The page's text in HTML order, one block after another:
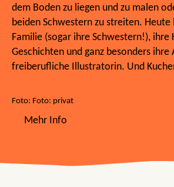
dem Boden zu liegen und zu malen
beiden Schwestern zu streiten. Heute
Familie (sogar ihre Schwestern!), ihre
Geschichten und ganz besonders ihre
freiberufliche Illustratorin. Und
Foto: Foto: privat
Mehr Info